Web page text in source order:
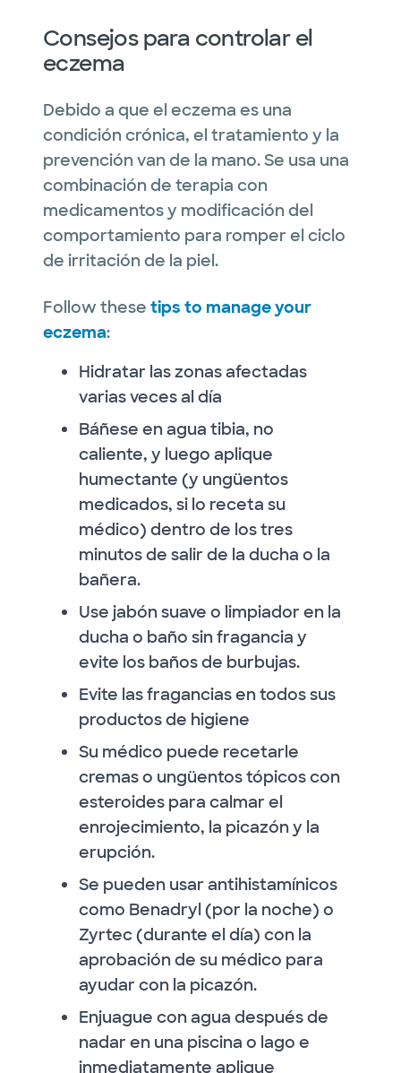
Consejos para controlar el
eczema
Debido a que el eczema es una
condición crónica, el tratamiento y la
prevención van de la mano. Se usa una
combinación de terapia con
medicamentos y modificación del
comportamiento para romper el ciclo
de irritación de la piel.
Follow these tips to manage your
eczema:
Hidratar las zonas afectadas
varias veces al día
Báñese en agua tibia, no
caliente, y luego aplique
humectante (y ungüentos
medicados, si lo receta su
médico) dentro de los tres
minutos de salir de la ducha o la
bañera.
Use jabón suave o limpiador en la
ducha o baño sin fragancia y
evite los baños de burbujas.
Evite las fragancias en todos sus
productos de higiene
Su médico puede recetarle
cremas o ungüentos tópicos con
esteroides para calmar el
enrojecimiento, la picazón y la
erupción.
Se pueden usar antihistamínicos
como Benadryl (por la noche) o
Zyrtec (durante el día) con la
aprobación de su médico para
ayudar con la picazón.
Enjuague con agua después de
nadar en una piscina o lago e
inmediatamente aplique